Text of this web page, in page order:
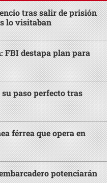
tras salir de prisión
lo visitaban
FBI destapa plan para
paso perfecto tras
férrea que opera en
potenciarán